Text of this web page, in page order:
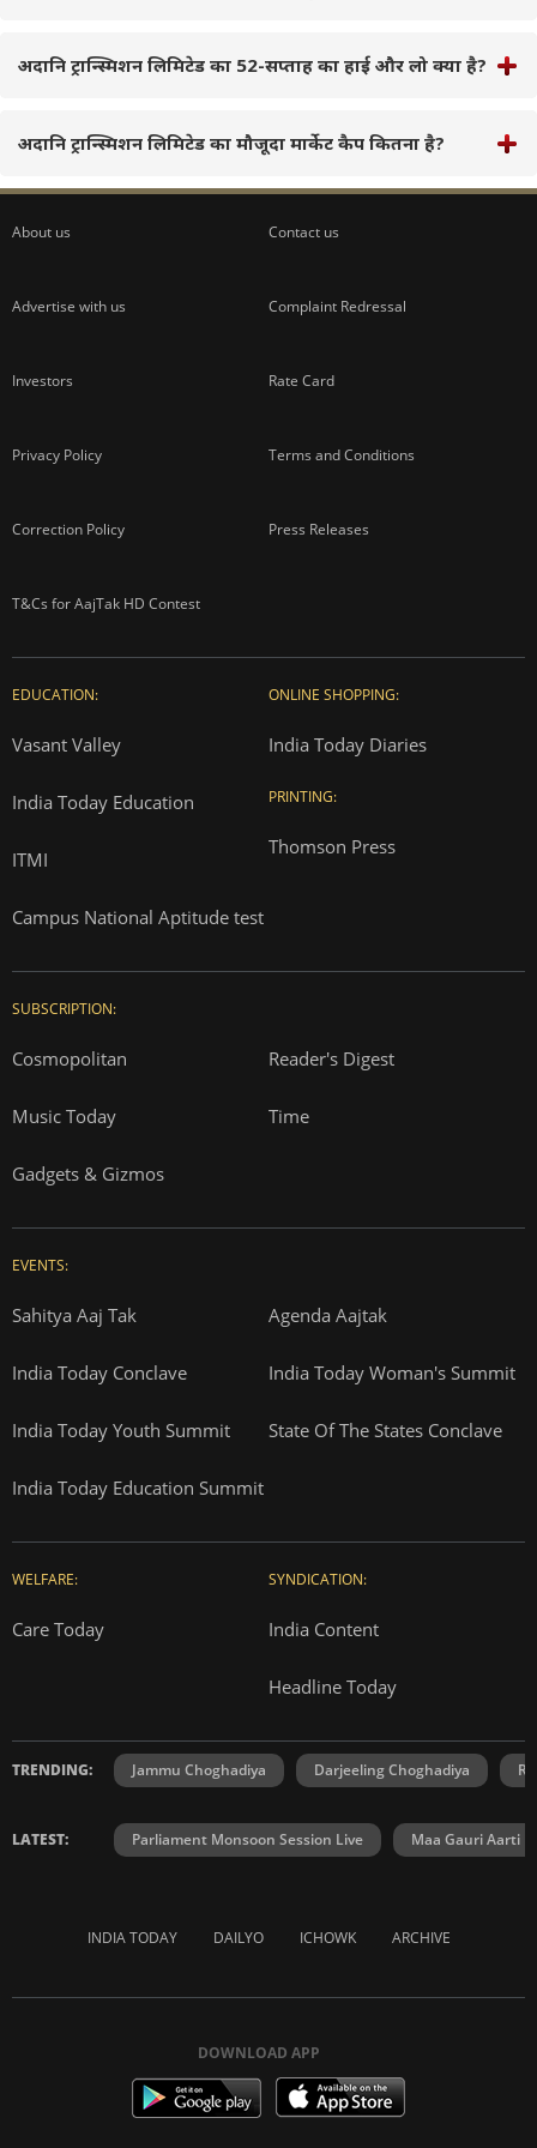
अदानि ट्रान्स्मिशन लिमिटेड का 52-सप्ताह का हाई और लो क्या है?
अदानि ट्रान्स्मिशन लिमिटेड का मौजूदा मार्केट कैप कितना है?
About us Contact us
Advertise with us Complaint Redressal
Investors Rate Card
Privacy Policy Terms and Conditions
Correction Policy Press Releases
T&Cs for AajTak HD Contest
EDUCATION:
Vasant Valley
India Today Education
ITMI
Campus National Aptitude test
ONLINE SHOPPING:
India Today Diaries
PRINTING:
Thomson Press
SUBSCRIPTION:
Cosmopolitan Reader's Digest
Music Today Time
Gadgets & Gizmos
EVENTS:
Sahitya Aaj Tak Agenda Aajtak
India Today Conclave India Today Woman's Summit
India Today Youth Summit State Of The States Conclave
India Today Education Summit
WELFARE:
Care Today
SYNDICATION:
India Content
Headline Today
TRENDING: Jammu Choghadiya Darjeeling Choghadiya
LATEST: Parliament Monsoon Session Live Maa Gauri Aarti
INDIA TODAY DAILYO ICHOWK ARCHIVE
DOWNLOAD APP